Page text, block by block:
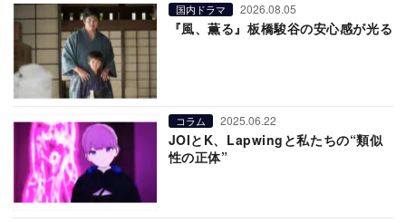
国内ドラマ 2026.08.05
『風、薫る』板橋駿谷の安心感が光る
コラム 2025.06.22
JOIとK、Lapwingと私たちの“類似
性の正体”